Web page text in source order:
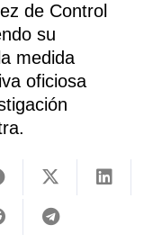
de Control
su
medida
oficiosa